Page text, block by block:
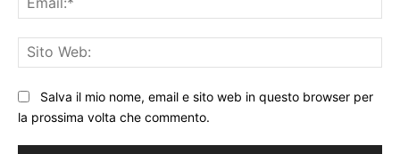
Salva il mio nome, email e sito web in questo browser per
la prossima volta che commento.